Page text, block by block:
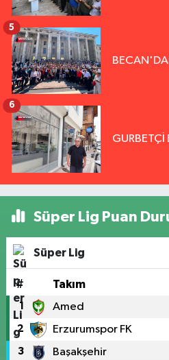
5
GURBETÇİ
6
Süper Lig Puan
Süper Lig
# Takım
1 Amed
2 Erzurumspor FK
3 Başakşehir